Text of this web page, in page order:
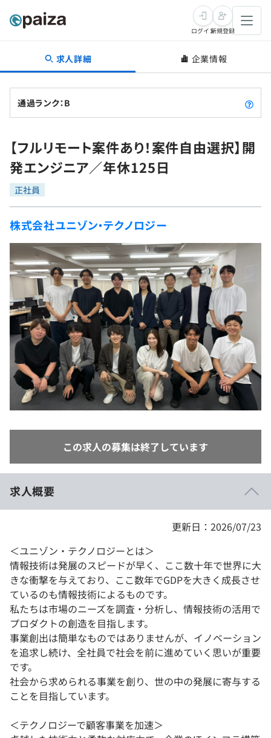
転職・キャリア
転職成功ガイド
転職エージェント
インタビュー
転職成功ガイド
新卒就活
求人検索
本選考
インターン
新卒エージェント
イベント・セミナー
インタビュー
就活成功ガイド
学習
問題集
ナレッジ
リファレンス
プラン
個人向けプラン
法人向けプラン
学校向けプラン
プログラミング言語
評価結果一覧
再チャレンジ結果一覧
ゲーム・マンガ
Tech Team Journal
paiza times
note
paizaとは？
ログイン新規登録
求人詳細 企業情報
通過ランク：B
【フルリモート案件あり！案件自由選択】開
発エンジニア／年休125日
正社員
株式会社ユニゾン・テクノロジー
この求人の募集は終了しています
求人概要
更新日：2026/07/23
＜ユニゾン・テクノロジーとは＞
情報技術は発展のスピードが早く、ここ数十年で世界に大
きな衝撃を与えており、ここ数年でGDPを大きく成長させ
ているのも情報技術によるものです。
私たちは市場のニーズを調査・分析し、情報技術の活用で
プロダクトの創造を目指します。
事業創出は簡単なものではありませんが、イノベーション
を追求し続け、全社員で社会を前に進めていく思いが重要
です。
社会から求められる事業を創り、世の中の発展に寄与する
ことを目指しています。
＜テクノロジーで顧客事業を加速＞